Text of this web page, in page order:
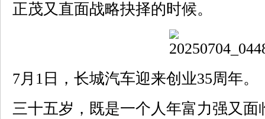
正茂又直面战略抉择的时候。
7月1日，长城汽车迎来创业35周年。
三十五岁，既是一个人年富力强又